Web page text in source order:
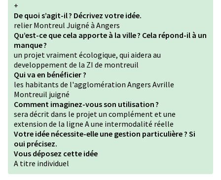
+
De quoi s’agit-il ? Décrivez votre idée.
relier Montreul Juigné à Angers
Qu’est-ce que cela apporte à la ville ? Cela répond-il à un
manque ?
un projet vraiment écologique, qui aidera au
developpement de la ZI de montreuil
Qui va en bénéficier ?
les habitants de l'agglomération Angers Avrille
Montreuil juigné
Comment imaginez-vous son utilisation ?
sera décrit dans le projet un complément et une
extension de la ligne A une intermodalité réelle
Votre idée nécessite-elle une gestion particulière ? Si
oui précisez.
Vous déposez cette idée
A titre individuel